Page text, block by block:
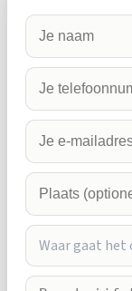
Waar gaat het